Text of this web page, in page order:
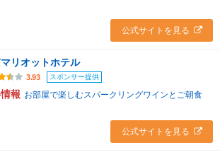
公式サイトを見る
リオットホテル
3.93 スポンサー提供
報 お部屋で楽しむスパークリングワインとご朝食
公式サイトを見る